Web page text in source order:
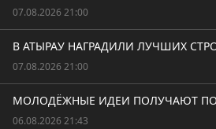
07.08.2026 21:00
В АТЫРАУ НАГРАДИЛИ ЛУЧШИХ
07.08.2026 21:00
МОЛОДЁЖНЫЕ ИДЕИ ПОЛУЧАЮТ
06.08.2026 21:43